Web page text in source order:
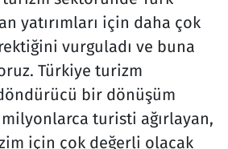
yatırımları için daha çok
vurguladı ve buna
Türkiye turizm
bir dönüşüm
turisti ağırlayan,
için çok değerli olacak